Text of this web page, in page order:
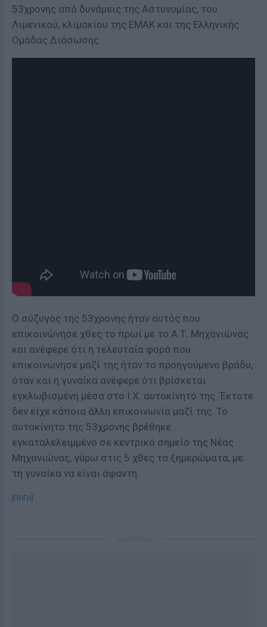
53χρονης από δυνάμεις της Αστυνομίας, του
Λιμενικού, κλιμακίου της ΕΜΑΚ και της Ελληνικής
Ομάδας Διάσωσης.
Ο σύζυγος της 53χρονης ήταν αυτός που
επικοινώνησε χθες το πρωί με το Α.Τ. Μηχανιώνας
και ανέφερε ότι η τελευταία φορά που
επικοινώνησε μαζί της ήταν το προηγούμενο βράδυ,
όταν και η γυναίκα ανέφερε ότι βρίσκεται
εγκλωβισμένη μέσα στο Ι.Χ. αυτοκίνητό της. Έκτοτε
δεν είχε κάποια άλλη επικοινωνία μαζί της. Το
αυτοκίνητο της 53χρονης βρέθηκε
εγκαταλελειμμένο σε κεντρικό σημείο της Νέας
Μηχανιώνας, γύρω στις 5 χθες τα ξημερώματα, με
τη γυναίκα να είναι άφαντη.
[ΠΗΓΗ]